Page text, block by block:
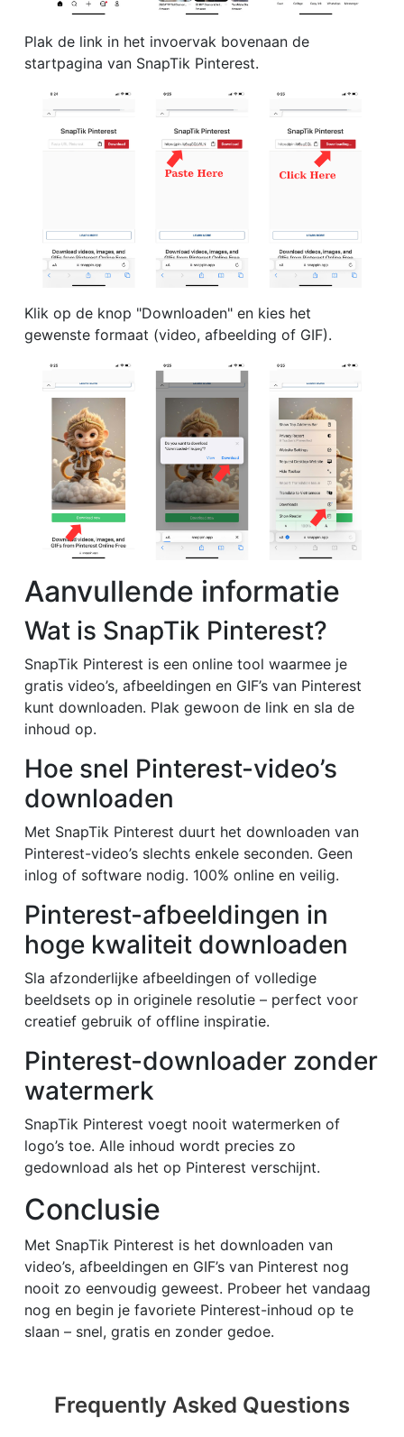
Plak de link in het invoervak bovenaan de
startpagina van SnapTik Pinterest.
Klik op de knop "Downloaden" en kies het
gewenste formaat (video, afbeelding of GIF).
Aanvullende informatie
Wat is SnapTik Pinterest?
SnapTik Pinterest is een online tool waarmee je
gratis video’s, afbeeldingen en GIF’s van Pinterest
kunt downloaden. Plak gewoon de link en sla de
inhoud op.
Hoe snel Pinterest-video’s
downloaden
Met SnapTik Pinterest duurt het downloaden van
Pinterest-video’s slechts enkele seconden. Geen
inlog of software nodig. 100% online en veilig.
Pinterest-afbeeldingen in
hoge kwaliteit downloaden
Sla afzonderlijke afbeeldingen of volledige
beeldsets op in originele resolutie – perfect voor
creatief gebruik of offline inspiratie.
Pinterest-downloader zonder
watermerk
SnapTik Pinterest voegt nooit watermerken of
logo’s toe. Alle inhoud wordt precies zo
gedownload als het op Pinterest verschijnt.
Conclusie
Met SnapTik Pinterest is het downloaden van
video’s, afbeeldingen en GIF’s van Pinterest nog
nooit zo eenvoudig geweest. Probeer het vandaag
nog en begin je favoriete Pinterest-inhoud op te
slaan – snel, gratis en zonder gedoe.
Frequently Asked Questions